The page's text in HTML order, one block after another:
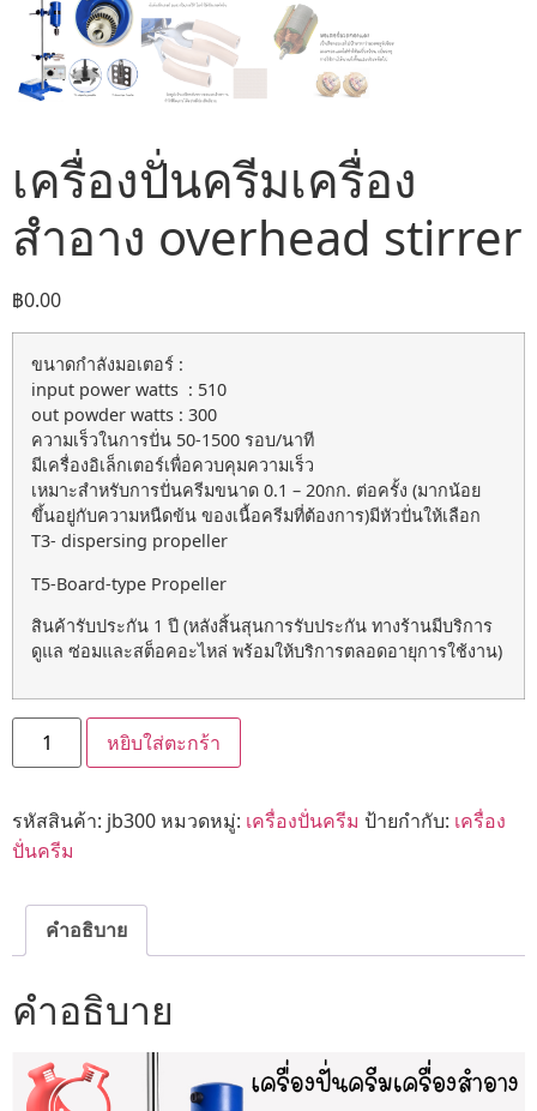
เครื่องปั่นครีมเครื่อง
สำอาง overhead stirrer
฿0.00
ขนาดกำลังมอเตอร์ :
input power watts : 510
out powder watts : 300
ความเร็วในการปั่น 50-1500 รอบ/นาที
มีเครื่องอิเล็กเตอร์เพื่อควบคุมความเร็ว
เหมาะสำหรับการปั่นครีมขนาด 0.1 – 20กก. ต่อครั้ง (มากน้อย
ขึ้นอยู่กับความหนืดข้น ของเนื้อครีมที่ต้องการ)มีหัวปั่นให้เลือก
T3- dispersing propeller
T5-Board-type Propeller
สินค้ารับประกัน 1 ปี (หลังสิ้นสุนการรับประกัน ทางร้านมีบริการ
ดูแล ซ่อมและสต็อคอะไหล่ พร้อมให้บริการตลอดอายุการใช้งาน)
หยิบใส่ตะกร้า
รหัสสินค้า: jb300หมวดหมู่: เครื่องปั่นครีม ป้ายกำกับ: เครื่อง
ปั่นครีม
คำอธิบาย
คำอธิบาย